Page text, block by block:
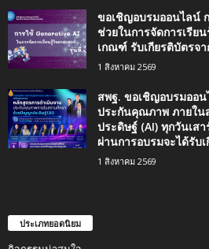
ขอเชิญอบรมออนไลน์
ช่วยในการจัดการเรีย
เกณฑ์ รับเกียรติบัตรจ
1 สิงหาคม 2569
สพฐ. ขอเชิญอบรมออ
ประกันคุณภาพ ภายใ
ประดิษฐ์ (AI) ทุกวันเส
ผ่านการอบรมจะได้รับ
1 สิงหาคม 2569
ประเภทยอดนิยม